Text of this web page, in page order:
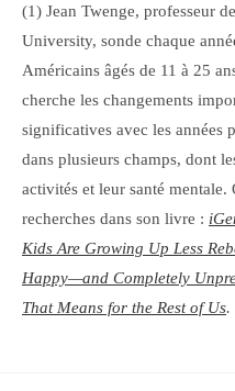
(1) Jean Twenge, professeur
University, sonde chaque
Américains âgés de 11 à 25
cherche les changements
significatives avec les années
dans plusieurs champs, dont
activités et leur santé mentale.
recherches dans son livre :
Kids Are Growing Up Less
Happy—and Completely
That Means for the Rest of Us.